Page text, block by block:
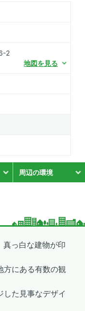
2
地図を見る
周辺の環境
真っ白な建物が印
方にある有数の観
した見事なデザイ